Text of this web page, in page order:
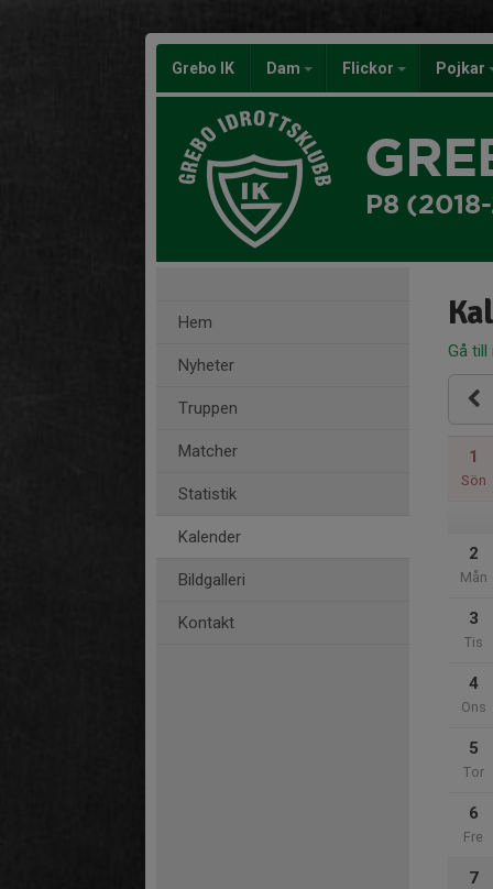
Grebo IK Dam Flickor Pojkar
P8
Hem
Nyheter
Truppen
Matcher
Statistik
Kalender
Bildgalleri
Kontakt
Gå till
1
Sön
2
Mån
3
Tis
4
Ons
5
Tor
6
Fre
7